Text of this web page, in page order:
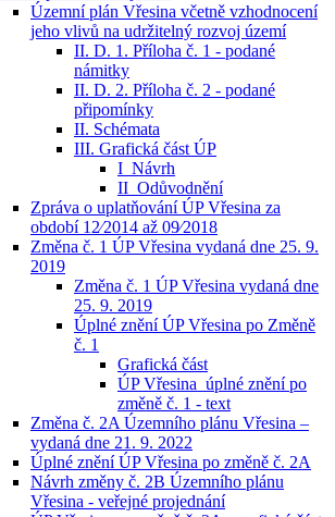
Územní plán Vřesina včetně vzhodnocení
jeho vlivů na udržitelný rozvoj území
II. D. 1. Příloha č. 1 - podané
námitky
II. D. 2. Příloha č. 2 - podané
připomínky
II. Schémata
III. Grafická část ÚP
I_Návrh
II_Odůvodnění
Zpráva o uplatňování ÚP Vřesina za
období 12⁄2014 až 09⁄2018
Změna č. 1 ÚP Vřesina vydaná dne 25. 9.
2019
Změna č. 1 ÚP Vřesina vydaná dne
25. 9. 2019
Úplné znění ÚP Vřesina po Změně
č. 1
Grafická část
ÚP Vřesina_úplné znění po
změně č. 1 - text
Změna č. 2A Územního plánu Vřesina –
vydaná dne 21. 9. 2022
Úplné znění ÚP Vřesina po změně č. 2A
Návrh změny č. 2B Územního plánu
Vřesina - veřejné projednání